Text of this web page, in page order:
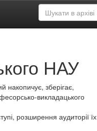
НАУ
накопичує, зберігає,
викладацького
розширення аудиторії їх